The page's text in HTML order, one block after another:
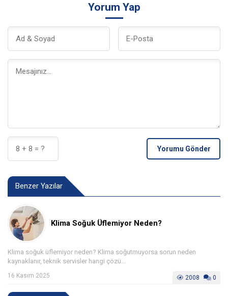
Yorum Yap
Yorumu Gönder
Benzer Yazılar
Klima Soğuk Üflemiyor Neden?
Klima soğuk üflemiyor neden? Klima soğutmuyorsa sorun neden
kaynaklanır, teknik servisler hangi çözü...
16 Kasım 2025 2008 0